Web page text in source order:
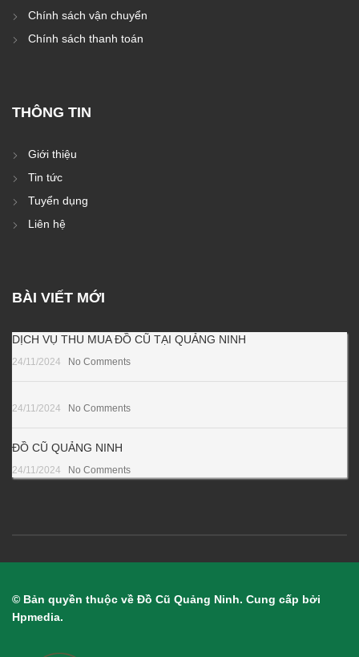
Chính sách vận chuyển
Chính sách thanh toán
THÔNG TIN
Giới thiệu
Tin tức
Tuyển dụng
Liên hệ
BÀI VIẾT MỚI
DỊCH VỤ THU MUA ĐỒ CŨ TẠI QUẢNG NINH
24/11/2024 No Comments
24/11/2024 No Comments
ĐỒ CŨ QUẢNG NINH
24/11/2024 No Comments
© Bản quyền thuộc về Đồ Cũ Quảng Ninh. Cung cấp bởi
Hpmedia.